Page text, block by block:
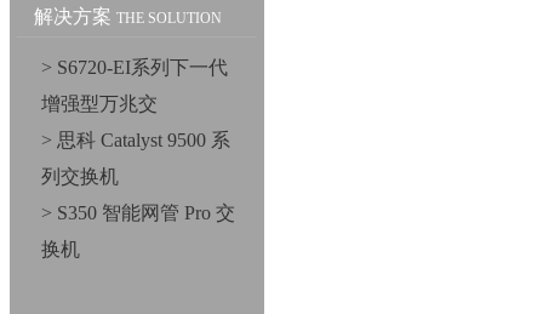
解决方案 THE SOLUTION
> S6720-EI系列下一代
增强型万兆交
> 思科 Catalyst 9500 系
列交换机
> S350 智能网管 Pro 交
换机